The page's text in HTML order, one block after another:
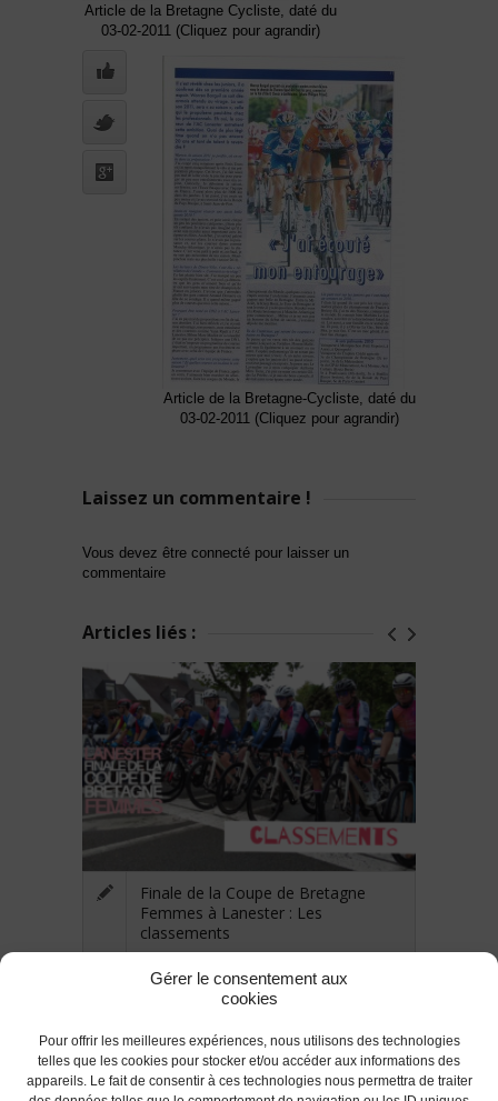
Gérer le consentement aux
cookies
Pour offrir les meilleures expériences, nous utilisons des technologies
telles que les cookies pour stocker et/ou accéder aux informations des
appareils. Le fait de consentir à ces technologies nous permettra de traiter
Article de la Bretagne Cycliste, daté du
03-02-2011 (Cliquez pour agrandir)
Article de la Bretagne-Cycliste, daté du
03-02-2011 (Cliquez pour agrandir)
Laissez un commentaire !
Vous devez être connecté pour laisser un
commentaire
Articles liés :
Finale de la Coupe de Bretagne
Femmes à Lanester : Les
classements